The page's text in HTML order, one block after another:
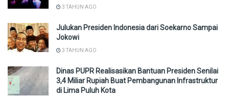
3 TAHUN AGO
Julukan Presiden Indonesia dari Soekarno Sampai
Jokowi
3 TAHUN AGO
Dinas PUPR Realisasikan Bantuan Presiden Senilai
3,4 Miliar Rupiah Buat Pembangunan Infrastruktur
di Lima Puluh Kota